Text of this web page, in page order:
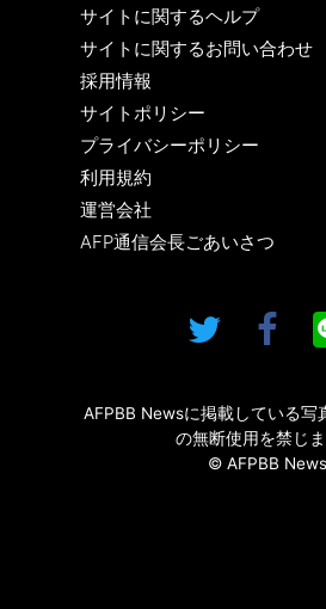
サイトに関するヘルプ
サイトに関するお問い合わせ
採用情報
サイトポリシー
プライバシーポリシー
利用規約
運営会社
AFP通信会長ごあいさつ
AFPBB Newsに掲載している写
の無断使用を禁じま
© AFPBB News